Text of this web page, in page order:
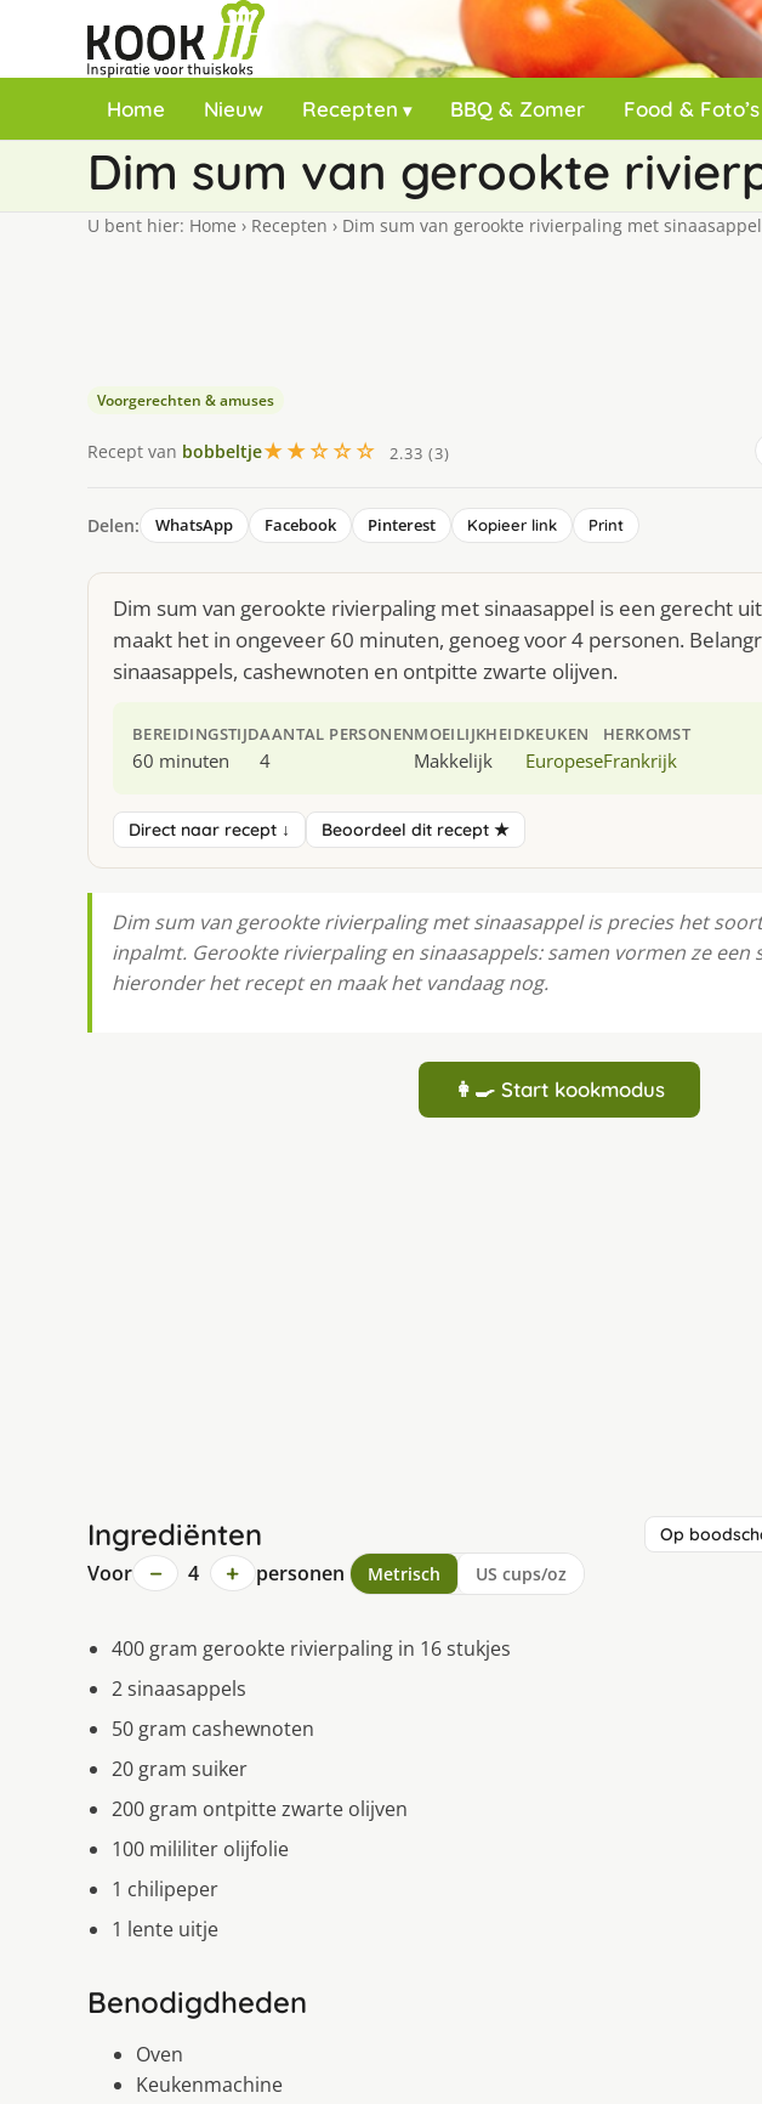
Home Nieuw Recepten BBQ & Zomer Food & Foto’s
Dim sum van gerookte
U bent hier: Home › Recepten › Dim sum van gerookte rivierpaling met sinaasappel
Voorgerechten & amuses
Recept van bobbeltje★★☆☆☆ 2.33 (3)
Delen: WhatsApp Facebook Pinterest Kopieer link Print
Dim sum van gerookte rivierpaling met sinaasappel is een gerecht
maakt het in ongeveer 60 minuten, genoeg voor 4 personen.
sinaasappels, cashewnoten en ontpitte zwarte olijven.
BEREIDINGSTIJD
60 minuten
AANTAL PERSONEN
4
MOEILIJKHEID
Makkelijk
KEUKEN
Europese
HERKOMST
Frankrijk
Direct naar recept ↓ Beoordeel dit recept ★
Dim sum van gerookte rivierpaling met sinaasappel is precies het
inpalmt. Gerookte rivierpaling en sinaasappels: samen vormen ze een
hieronder het recept en maak het vandaag nog.
👩‍🍳 Start kookmodus
Ingrediënten Op
Voor − 4 + personen Metrisch US cups/oz
400 gram gerookte rivierpaling in 16 stukjes
2 sinaasappels
50 gram cashewnoten
20 gram suiker
200 gram ontpitte zwarte olijven
100 mililiter olijfolie
1 chilipeper
1 lente uitje
Benodigdheden
Oven
Keukenmachine